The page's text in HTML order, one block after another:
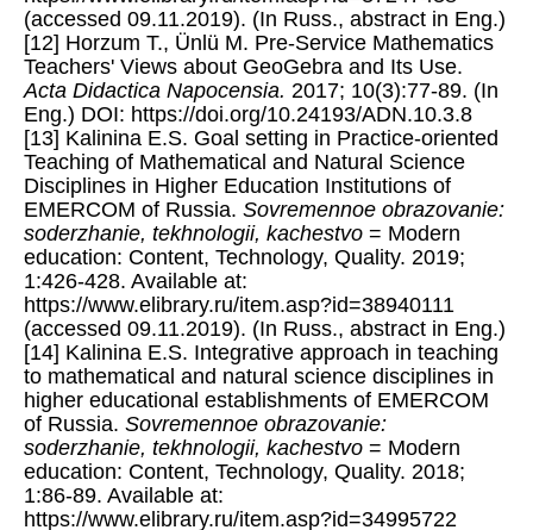
(accessed 09.11.2019). (In Russ., abstract in Eng.)
[12] Horzum T., Ünlü M. Pre-Service Mathematics
Teachers' Views about GeoGebra and Its Use.
Acta Didactica Napocensia. 2017; 10(3):77-89. (In
Eng.) DOI: https://doi.org/10.24193/ADN.10.3.8
[13] Kalinina E.S. Goal setting in Practice-oriented
Teaching of Mathematical and Natural Science
Disciplines in Higher Education Institutions of
EMERCOM of Russia. Sovremennoe obrazovanie:
soderzhanie, tekhnologii, kachestvo = Modern
education: Content, Technology, Quality. 2019;
1:426-428. Available at:
https://www.elibrary.ru/item.asp?id=38940111
(accessed 09.11.2019). (In Russ., abstract in Eng.)
[14] Kalinina E.S. Integrative approach in teaching
to mathematical and natural science disciplines in
higher educational establishments of EMERCOM
of Russia. Sovremennoe obrazovanie:
soderzhanie, tekhnologii, kachestvo = Modern
education: Content, Technology, Quality. 2018;
1:86-89. Available at:
https://www.elibrary.ru/item.asp?id=34995722